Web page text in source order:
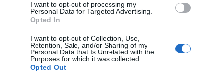
I want to opt-out of processing my
Personal Data for Targeted Advertising.
Opted In
I want to opt-out of Collection, Use,
Retention, Sale, and/or Sharing of my
Personal Data that Is Unrelated with the
Purposes for which it was collected.
Opted Out
Continua a leggere
LIFESTYLE